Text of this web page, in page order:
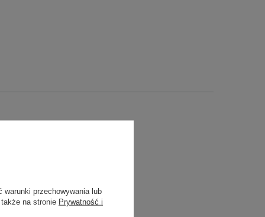
warunki przechowywania lub
na stronie Prywatność i